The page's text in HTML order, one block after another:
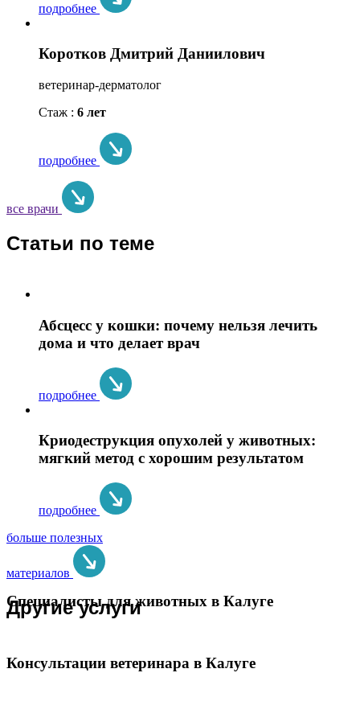
подробнее
Коротков Дмитрий Даниилович
ветеринар-дерматолог
Стаж : 6 лет
подробнее
все врачи
Статьи по теме
Абсцесс у кошки: почему нельзя лечить
дома и что делает врач
подробнее
Криодеструкция опухолей у животных:
мягкий метод с хорошим результатом
подробнее
больше полезных
материалов
Другие услуги
Специалисты для животных в Калуге
Консультации ветеринара в Калуге